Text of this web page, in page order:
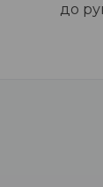
до